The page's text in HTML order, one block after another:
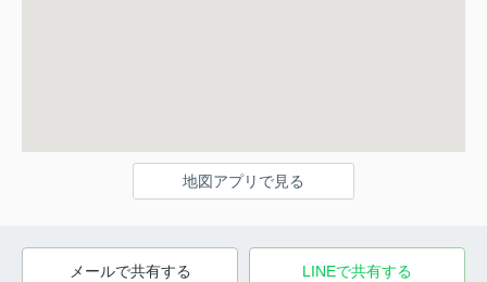
地図アプリで見る
メールで共有する LINEで共有する